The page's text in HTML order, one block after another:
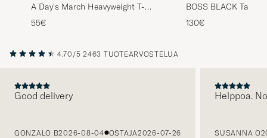
A Day's March Heavyweight T-
Shirt Navy
55€
BOSS BLACK Taut
Shirt Dark Blue
130€
4.70/5 2463 TUOTEARVOSTELUA
Good delivery
GONZALO B2026-08-04 OSTAJA2026-07-26
Helppoa.
SUSANNA O